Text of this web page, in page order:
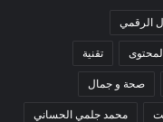
الرقمي
تقنية
صحة و جمال
محمد جلمي الحساني